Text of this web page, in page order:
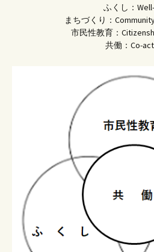
ふくし：
まちづくり：
市民性教育：
共働：Co-